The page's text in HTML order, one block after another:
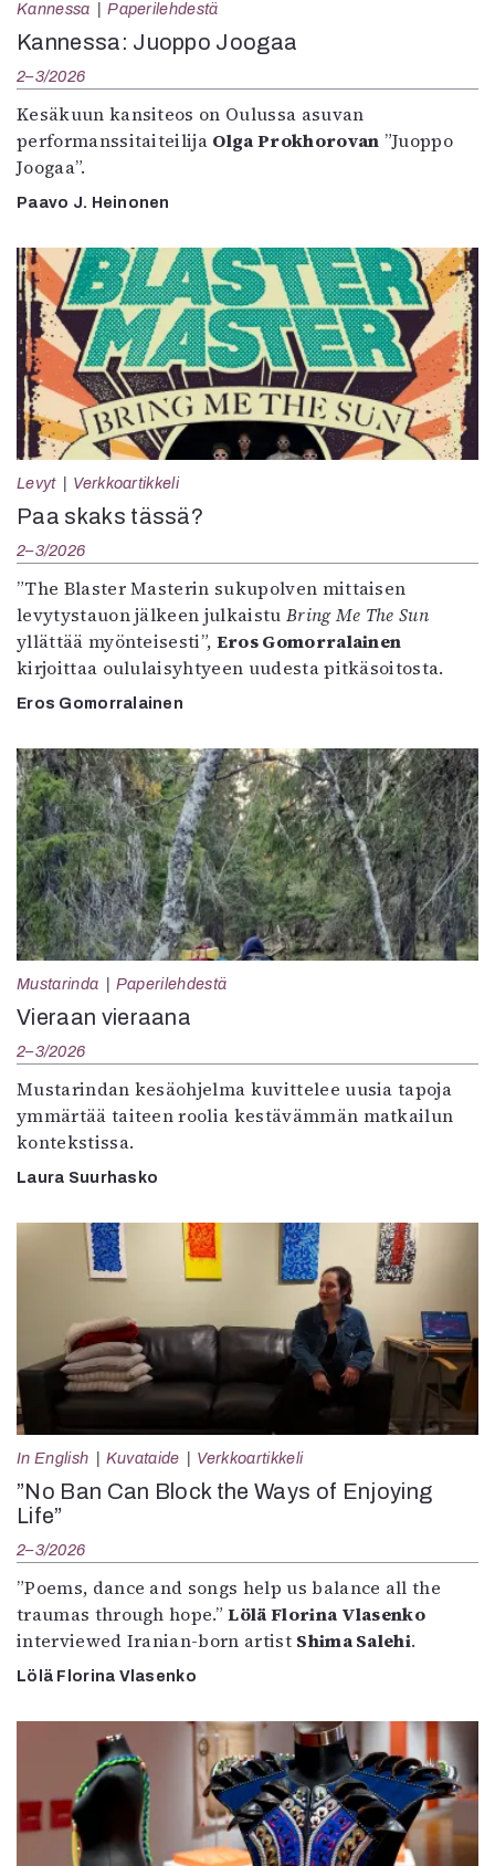
Kannessa Paperilehdestä
Kannessa: Juoppo Joogaa
2–3/2026
Kesäkuun kansiteos on Oulussa asuvan
performanssitaiteilija Olga Prokhorovan ”Juoppo
Joogaa”.
Paavo J. Heinonen
Levyt Verkkoartikkeli
Paa skaks tässä?
2–3/2026
”The Blaster Masterin sukupolven mittaisen
levytystauon jälkeen julkaistu Bring Me The Sun
yllättää myönteisesti”, Eros Gomorralainen
kirjoittaa oululaisyhtyeen uudesta pitkäsoitosta.
Eros Gomorralainen
Mustarinda Paperilehdestä
Vieraan vieraana
2–3/2026
Mustarindan kesäohjelma kuvittelee uusia tapoja
ymmärtää taiteen roolia kestävämmän matkailun
kontekstissa.
Laura Suurhasko
In English Kuvataide Verkkoartikkeli
”No Ban Can Block the Ways of Enjoying
Life”
2–3/2026
”Poems, dance and songs help us balance all the
traumas through hope.”Lölä Florina Vlasenko
interviewed Iranian-born artist Shima Salehi.
Lölä Florina Vlasenko